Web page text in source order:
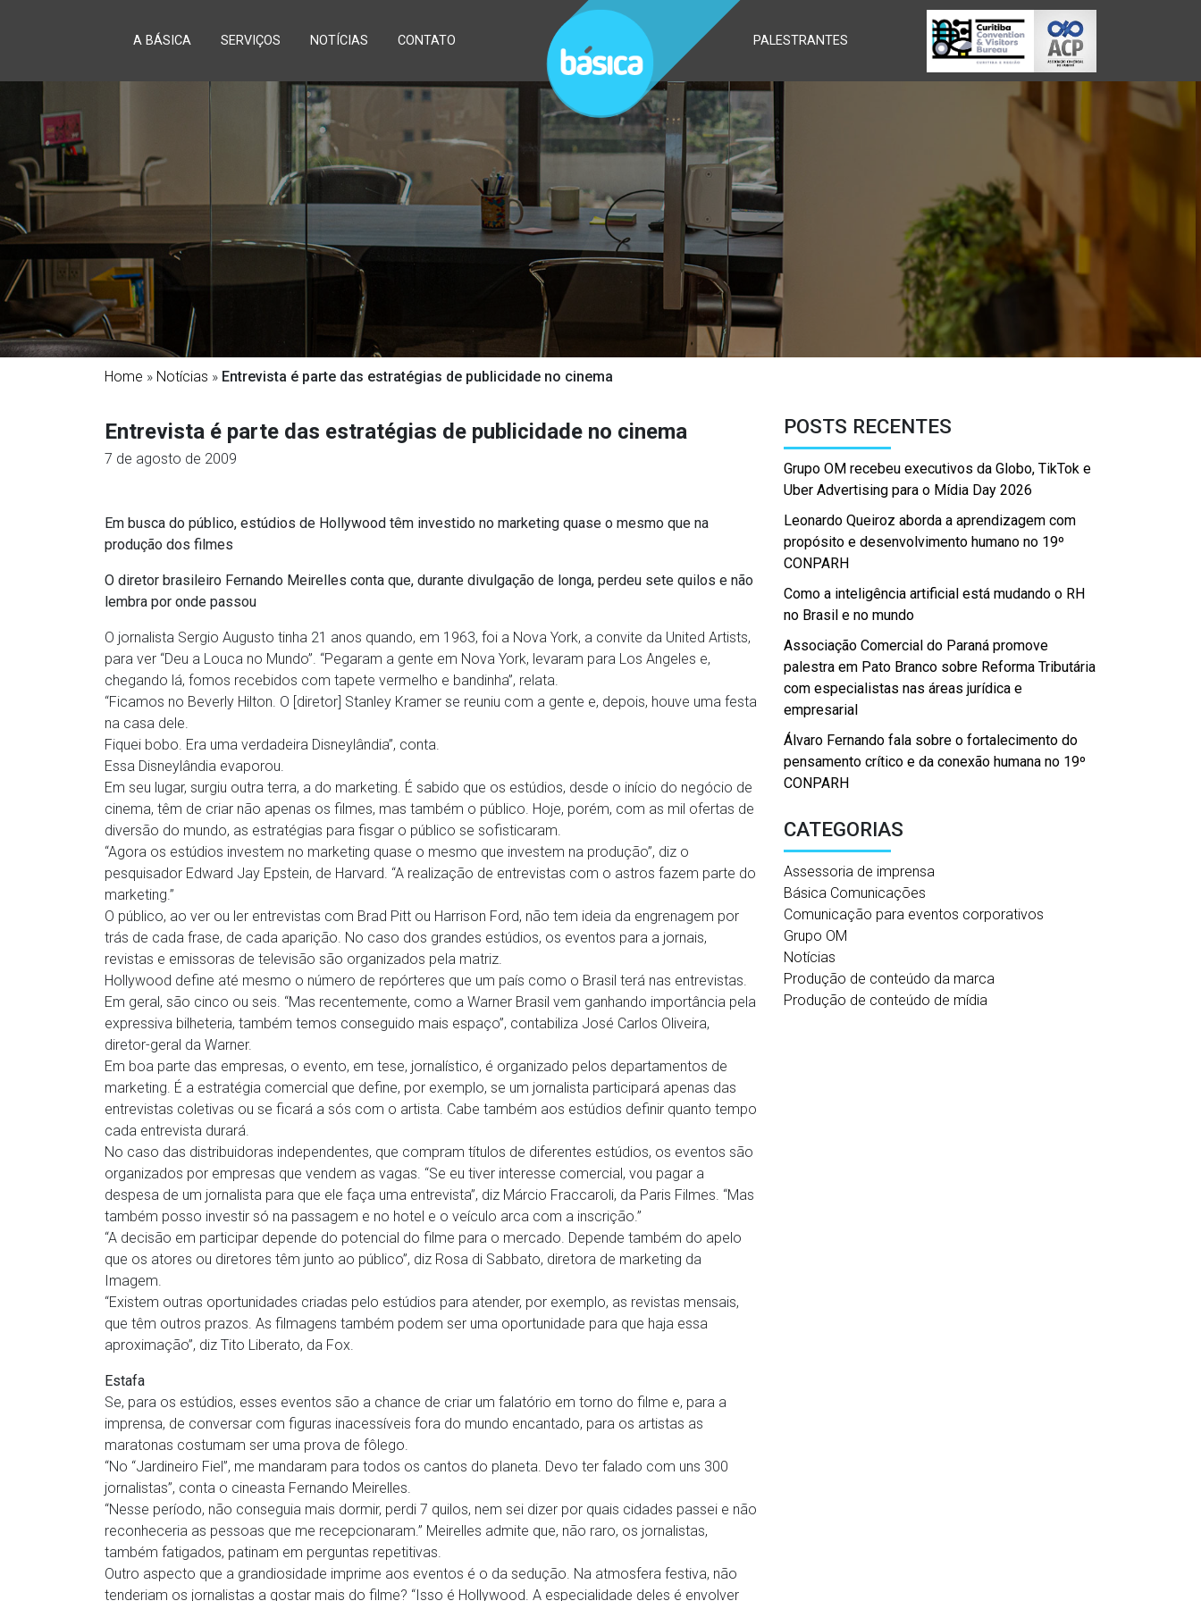
A BÁSICA SERVIÇOS NOTÍCIAS CONTATO PALESTRANTES
Home » Notícias » Entrevista é parte das estratégias de publicidade no cinema
Entrevista é parte das estratégias de publicidade no cinema
7 de agosto de 2009
Em busca do público, estúdios de Hollywood têm investido no marketing quase o mesmo que na
produção dos filmes
O diretor brasileiro Fernando Meirelles conta que, durante divulgação de longa, perdeu sete quilos e não
lembra por onde passou
O jornalista Sergio Augusto tinha 21 anos quando, em 1963, foi a Nova York, a convite da United Artists,
para ver “Deu a Louca no Mundo”. “Pegaram a gente em Nova York, levaram para Los Angeles e,
chegando lá, fomos recebidos com tapete vermelho e bandinha”, relata.
“Ficamos no Beverly Hilton. O [diretor] Stanley Kramer se reuniu com a gente e, depois, houve uma festa
na casa dele.
Fiquei bobo. Era uma verdadeira Disneylândia”, conta.
Essa Disneylândia evaporou.
Em seu lugar, surgiu outra terra, a do marketing. É sabido que os estúdios, desde o início do negócio de
cinema, têm de criar não apenas os filmes, mas também o público. Hoje, porém, com as mil ofertas de
diversão do mundo, as estratégias para fisgar o público se sofisticaram.
“Agora os estúdios investem no marketing quase o mesmo que investem na produção”, diz o
pesquisador Edward Jay Epstein, de Harvard. “A realização de entrevistas com o astros fazem parte do
marketing.”
O público, ao ver ou ler entrevistas com Brad Pitt ou Harrison Ford, não tem ideia da engrenagem por
trás de cada frase, de cada aparição. No caso dos grandes estúdios, os eventos para a jornais,
revistas e emissoras de televisão são organizados pela matriz.
Hollywood define até mesmo o número de repórteres que um país como o Brasil terá nas entrevistas.
Em geral, são cinco ou seis. “Mas recentemente, como a Warner Brasil vem ganhando importância pela
expressiva bilheteria, também temos conseguido mais espaço”, contabiliza José Carlos Oliveira,
diretor-geral da Warner.
Em boa parte das empresas, o evento, em tese, jornalístico, é organizado pelos departamentos de
marketing. É a estratégia comercial que define, por exemplo, se um jornalista participará apenas das
entrevistas coletivas ou se ficará a sós com o artista. Cabe também aos estúdios definir quanto tempo
cada entrevista durará.
No caso das distribuidoras independentes, que compram títulos de diferentes estúdios, os eventos são
organizados por empresas que vendem as vagas. “Se eu tiver interesse comercial, vou pagar a
despesa de um jornalista para que ele faça uma entrevista”, diz Márcio Fraccaroli, da Paris Filmes. “Mas
também posso investir só na passagem e no hotel e o veículo arca com a inscrição.”
“A decisão em participar depende do potencial do filme para o mercado. Depende também do apelo
que os atores ou diretores têm junto ao público”, diz Rosa di Sabbato, diretora de marketing da
Imagem.
“Existem outras oportunidades criadas pelo estúdios para atender, por exemplo, as revistas mensais,
que têm outros prazos. As filmagens também podem ser uma oportunidade para que haja essa
aproximação”, diz Tito Liberato, da Fox.
Estafa
Se, para os estúdios, esses eventos são a chance de criar um falatório em torno do filme e, para a
imprensa, de conversar com figuras inacessíveis fora do mundo encantado, para os artistas as
maratonas costumam ser uma prova de fôlego.
“No “Jardineiro Fiel”, me mandaram para todos os cantos do planeta. Devo ter falado com uns 300
jornalistas”, conta o cineasta Fernando Meirelles.
“Nesse período, não conseguia mais dormir, perdi 7 quilos, nem sei dizer por quais cidades passei e não
reconheceria as pessoas que me recepcionaram.” Meirelles admite que, não raro, os jornalistas,
também fatigados, patinam em perguntas repetitivas.
Outro aspecto que a grandiosidade imprime aos eventos é o da sedução. Na atmosfera festiva, não
tenderiam os jornalistas a gostar mais do filme? “Isso é Hollywood. A especialidade deles é envolver
POSTS RECENTES
Grupo OM recebeu executivos da Globo, TikTok e
Uber Advertising para o Mídia Day 2026
Leonardo Queiroz aborda a aprendizagem com
propósito e desenvolvimento humano no 19º
CONPARH
Como a inteligência artificial está mudando o RH
no Brasil e no mundo
Associação Comercial do Paraná promove
palestra em Pato Branco sobre Reforma Tributária
com especialistas nas áreas jurídica e
empresarial
Álvaro Fernando fala sobre o fortalecimento do
pensamento crítico e da conexão humana no 19º
CONPARH
CATEGORIAS
Assessoria de imprensa
Básica Comunicações
Comunicação para eventos corporativos
Grupo OM
Notícias
Produção de conteúdo da marca
Produção de conteúdo de mídia